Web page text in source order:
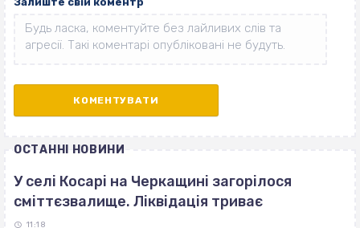
ОСТАННІ НОВИНИ
У селі Косарі на Черкащині загорілося
сміттєзвалище. Ліквідація триває
11:18